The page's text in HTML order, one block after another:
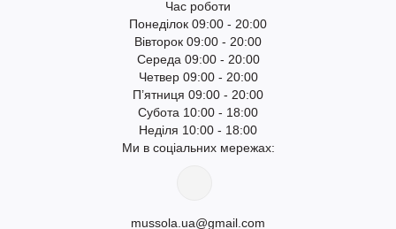
Час роботи
Понеділок 09:00 - 20:00
Вівторок 09:00 - 20:00
Середа 09:00 - 20:00
Четвер 09:00 - 20:00
П’ятниця 09:00 - 20:00
Субота 10:00 - 18:00
Неділя 10:00 - 18:00
Ми в соціальних мережах:
mussola.ua@gmail.com